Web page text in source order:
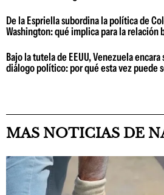
De la Espriella subordina la política de
Washington: qué implica para la relación
Bajo la tutela de EEUU, Venezuela
diálogo político: por qué esta vez puede
MAS NOTICIAS DE